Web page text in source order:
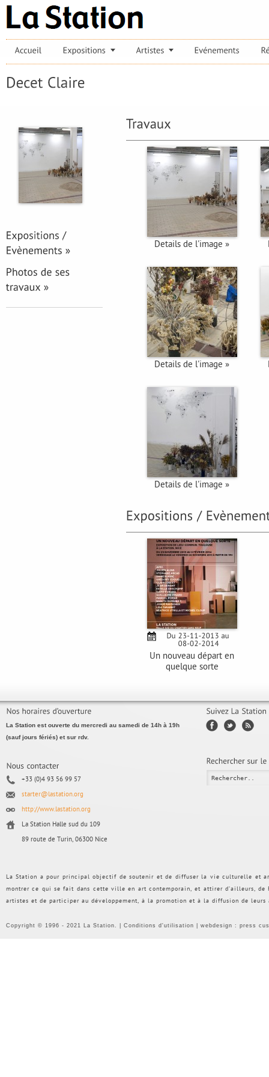
Details de l'image »
Details de l'image »
Details de l'image »
Un nouveau départ en
quelque sorte
La Station est ouverte du mercredi au samedi de 14h à 19h
(sauf jours fériés) et sur rdv.
+33 (0)4 93 56 99 57
starter@lastation.org
http://www.lastation.org
La Station Halle sud du 109
89 route de Turin, 06300 Nice
La Station a pour principal objectif de soutenir et de diffuser la vie culturelle et
montrer ce qui se fait dans cette ville en art contemporain, et attirer d’ailleurs, de
artistes et de participer au développement, à la promotion et à la diffusion de
Copyright © 1996 - 2021 La Station. | Conditions d'utilisation | webdesign : press